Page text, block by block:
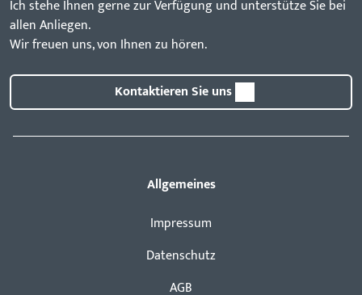
Ich stehe Ihnen gerne zur Verfügung und unterstütze Sie bei
allen Anliegen.
Wir freuen uns, von Ihnen zu hören.
Kontaktieren Sie uns
Allgemeines
Impressum
Datenschutz
AGB